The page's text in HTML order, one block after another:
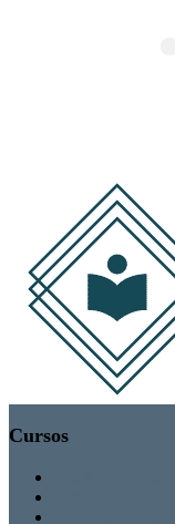
Cursos